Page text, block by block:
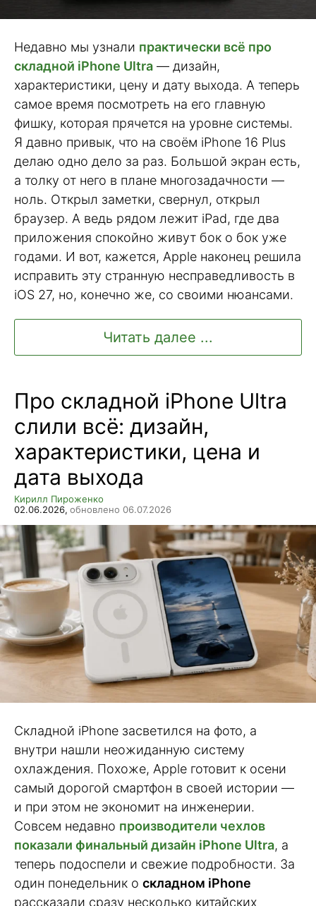
Недавно мы узнали практически всё про
складной iPhone Ultra — дизайн,
характеристики, цену и дату выхода. А теперь
самое время посмотреть на его главную
фишку, которая прячется на уровне системы.
Я давно привык, что на своём iPhone 16 Plus
делаю одно дело за раз. Большой экран есть,
а толку от него в плане многозадачности —
ноль. Открыл заметки, свернул, открыл
браузер. А ведь рядом лежит iPad, где два
приложения спокойно живут бок о бок уже
годами. И вот, кажется, Apple наконец решила
исправить эту странную несправедливость в
iOS 27, но, конечно же, со своими нюансами.
Читать далее ...
Про складной iPhone Ultra
слили всё: дизайн,
характеристики, цена и
дата выхода
Кирилл Пироженко
02.06.2026, обновлено 06.07.2026
Складной iPhone засветился на фото, а
внутри нашли неожиданную систему
охлаждения. Похоже, Apple готовит к осени
самый дорогой смартфон в своей истории —
и при этом не экономит на инженерии.
Совсем недавно производители чехлов
показали финальный дизайн iPhone Ultra, а
теперь подоспели и свежие подробности. За
один понедельник о складном iPhone
рассказали сразу несколько китайских